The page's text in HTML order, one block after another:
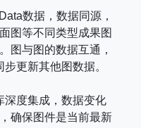
数据，数据同源，
图等不同类型成果图
图与图的数据互通，
更新其他图数据。
深度集成，数据变化
确保图件是当前最新